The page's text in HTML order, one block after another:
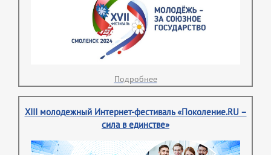
Подробнее
XIII молодежный Интернет-фестиваль «Поколение.RU –
сила в единстве»